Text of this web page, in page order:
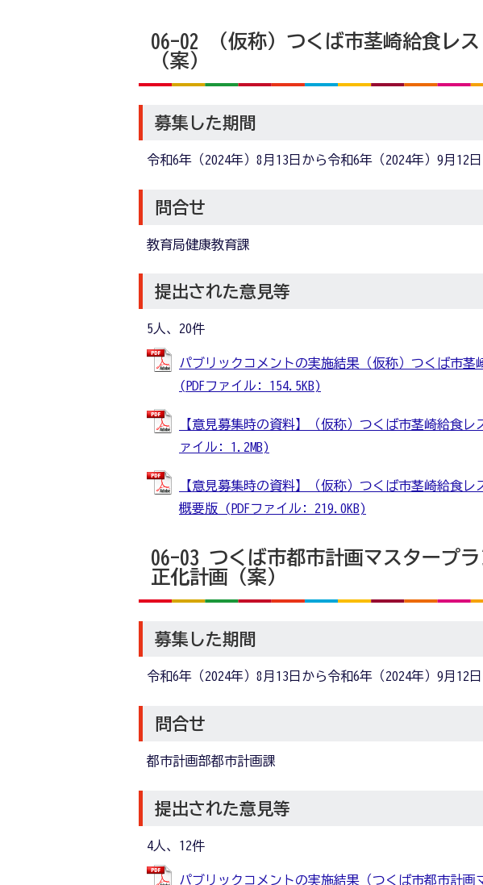
06-02 （仮称）つくば市茎崎給食レ
（案）
募集した期間
令和6年（2024年）8月13日から令和6年（2024年）9月12
問合せ
教育局健康教育課
提出された意見等
5人、20件
パブリックコメントの実施結果（仮称）つくば市茎
(PDFファイル: 154.5KB)
【意見募集時の資料】（仮称）つくば市茎崎給食
ァイル: 1.2MB)
【意見募集時の資料】（仮称）つくば市茎崎給食レ
概要版 (PDFファイル: 219.0KB)
06-03 つくば市都市計画マスタープ
正化計画（案）
募集した期間
令和6年（2024年）8月13日から令和6年（2024年）9月12
問合せ
都市計画部都市計画課
提出された意見等
4人、12件
パブリックコメントの実施結果（つくば市都市計